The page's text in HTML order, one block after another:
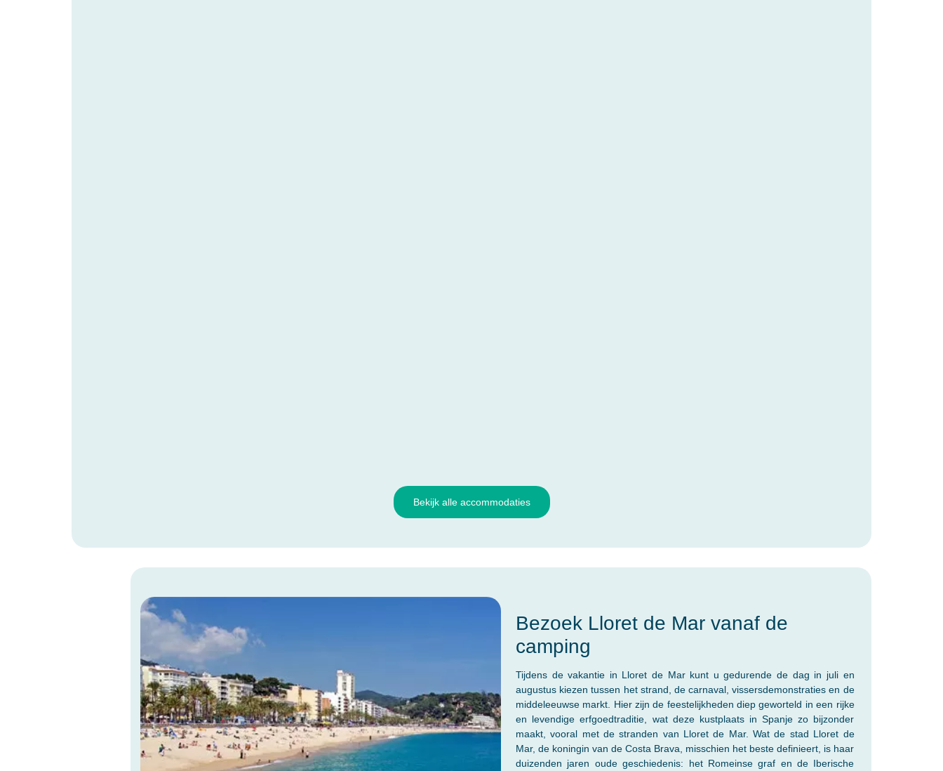
Bekijk alle accommodaties
Bezoek Lloret de Mar vanaf de
camping
Tijdens de vakantie in Lloret de Mar kunt u gedurende de dag in juli en
augustus kiezen tussen het strand, de carnaval, vissersdemonstraties en de
middeleeuwse markt. Hier zijn de feestelijkheden diep geworteld in een rijke
en levendige erfgoedtraditie, wat deze kustplaats in Spanje zo bijzonder
maakt, vooral met de stranden van Lloret de Mar. Wat de stad Lloret de
Mar, de koningin van de Costa Brava, misschien het beste definieert, is haar
duizenden jaren oude geschiedenis: het Romeinse graf en de Iberische